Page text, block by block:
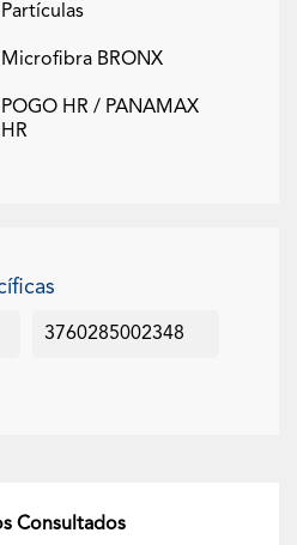
Partículas
Microfibra BRONX
POGO HR / PANAMAX
HR
3760285002348
Consultados